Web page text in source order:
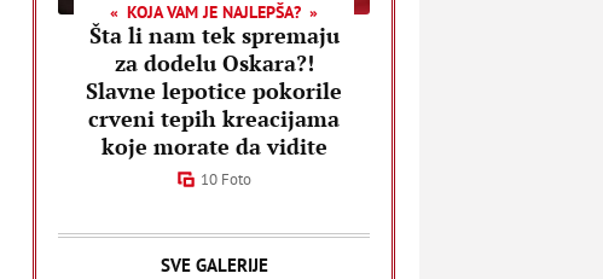
KOJA VAM JE NAJLEPŠA?
Šta li nam tek spremaju
za dodelu Oskara?!
Slavne lepotice pokorile
crveni tepih kreacijama
koje morate da vidite
10 Foto
SVE GALERIJE